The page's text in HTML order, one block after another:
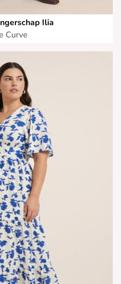
Ilia
Curve